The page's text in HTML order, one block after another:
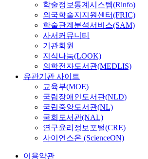
학술정보통계시스템(Rinfo)
외국학술지지원센터(FRIC)
학술관계분석서비스(SAM)
사서커뮤니티
기관회원
지식나눔(LOOK)
의학전자도서관(MEDLIS)
유관기관 사이트
교육부(MOE)
국립장애인도서관(NLD)
국립중앙도서관(NL)
국회도서관(NAL)
연구윤리정보포털(CRE)
사이언스온 (ScienceON)
이용약관